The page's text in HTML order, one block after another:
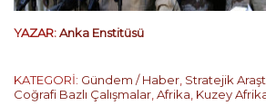
YAZAR:Anka Enstitüsü
KATEGORİ: Gündem / Haber Stratejik
Coğrafi Bazlı Çalışmalar Afrika Kuzey